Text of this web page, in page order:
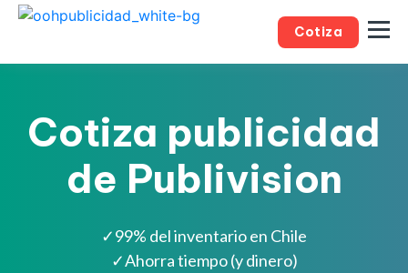
Cotiza
Cotiza publicidad
de Publivision
✓99% del inventario en Chile
✓Ahorra tiempo (y dinero)